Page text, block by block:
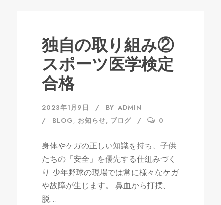
独自の取り組み②
スポーツ医学検定
合格
2023年1月9日 BY ADMIN
BLOG, お知らせ, ブログ 0
身体やケガの正しい知識を持ち、子供
たちの「安全」を優先する仕組みづく
り 少年野球の現場では常に様々なケガ
や故障が生じます。 鼻血から打撲、
脱...